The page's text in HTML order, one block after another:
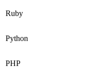
Ruby
Python
PHP